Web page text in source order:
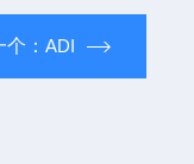
： ADI